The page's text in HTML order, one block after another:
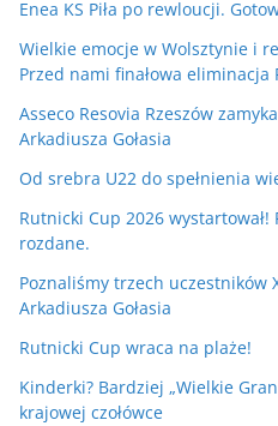
Enea KS Piła po rewloucji.
Wielkie emocje w Wolsztynie i
Przed nami finałowa eliminacja
Asseco Resovia Rzeszów
Arkadiusza Gołasia
Od srebra U22 do spełnienia
Rutnicki Cup 2026
rozdane.
Poznaliśmy trzech uczestników
Arkadiusza Gołasia
Rutnicki Cup wraca na plaże!
Kinderki? Bardziej „Wielkie
krajowej czołówce